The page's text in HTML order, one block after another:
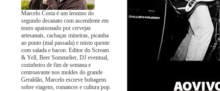
Marcelo Costa é um leonino do
segundo decanato com ascendente em
touro apaixonado por cervejas
artesanais, cachaças mineiras, picanha
ao ponto (mal passada) e misto quente
com salada e bacon. Editor do Scream
& Yell, Beer Sommelier, DJ eventual,
cozinheiro de fim de semana e
centroavante nos moldes do grande
Geraldão, Marcelo escreve bobagens
sobre viagens, romances e cultura pop.